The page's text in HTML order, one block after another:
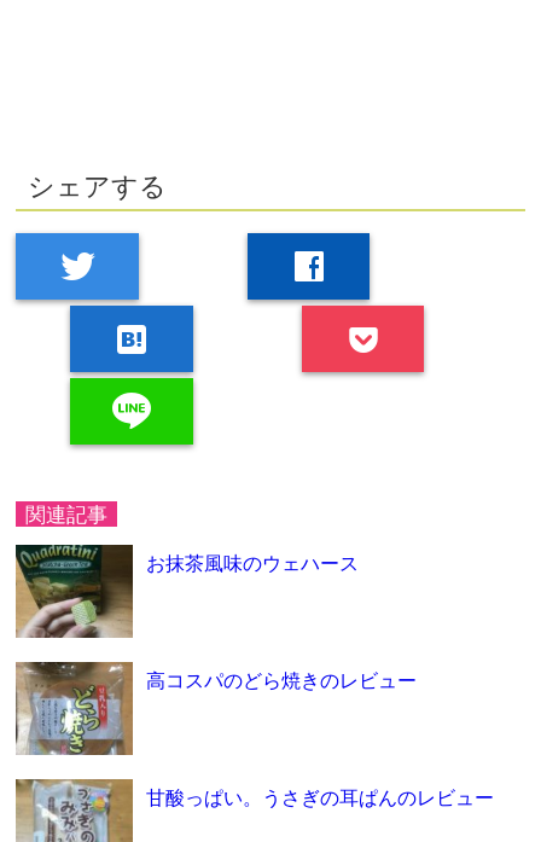
シェアする
twitter
facebook
hatenabookmark
line
関連記事
お抹茶風味のウェハース
高コスパのどら焼きのレビュー
甘酸っぱい。うさぎの耳ぱんのレビュー